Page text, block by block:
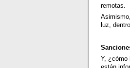
remotas.
luz,
Y, ¿cómo